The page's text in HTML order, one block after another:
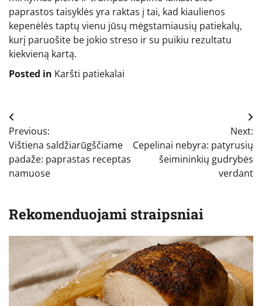
paprastos taisyklės yra raktas į tai, kad kiaulienos
kepenėlės taptų vienu jūsų mėgstamiausių patiekalų,
kurį paruošite be jokio streso ir su puikiu rezultatu
kiekvieną kartą.
Posted in Karšti patiekalai
Navigacija
tarp
įrašų
Previous:
Vištiena saldžiarūgščiame
padaže: paprastas receptas
namuose
Next:
Cepelinai nebyra: patyrusių
šeimininkių gudrybės
verdant
Rekomenduojami straipsniai